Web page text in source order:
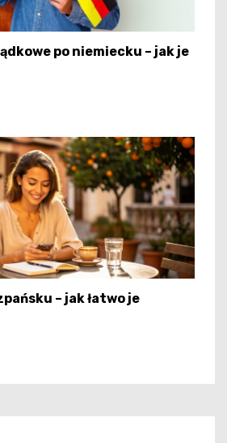
po niemiecku – jak je
– jak łatwo je